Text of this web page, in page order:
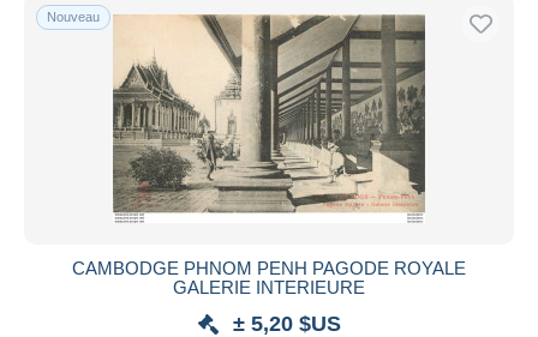
Nouveau
CAMBODGE PHNOM PENH PAGODE ROYALE
GALERIE INTERIEURE
± 5,20 $US